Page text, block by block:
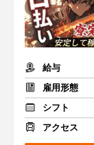
給与
雇用形態
シフト
アクセス